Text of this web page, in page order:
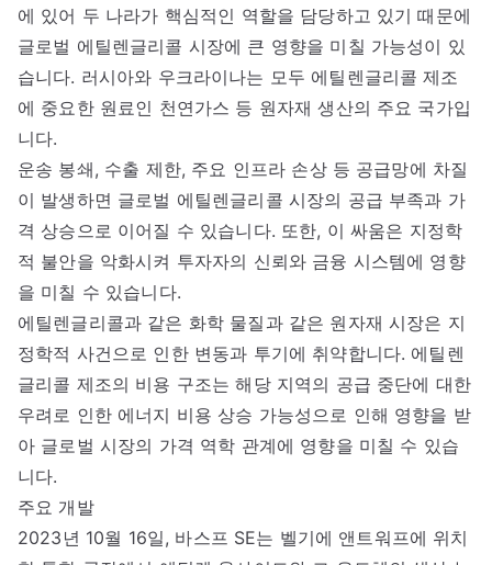
에 있어 두 나라가 핵심적인 역할을 담당하고 있기 때문에
글로벌 에틸렌글리콜 시장에 큰 영향을 미칠 가능성이 있
습니다. 러시아와 우크라이나는 모두 에틸렌글리콜 제조
에 중요한 원료인 천연가스 등 원자재 생산의 주요 국가입
니다.
운송 봉쇄, 수출 제한, 주요 인프라 손상 등 공급망에 차질
이 발생하면 글로벌 에틸렌글리콜 시장의 공급 부족과 가
격 상승으로 이어질 수 있습니다. 또한, 이 싸움은 지정학
적 불안을 악화시켜 투자자의 신뢰와 금융 시스템에 영향
을 미칠 수 있습니다.
에틸렌글리콜과 같은 화학 물질과 같은 원자재 시장은 지
정학적 사건으로 인한 변동과 투기에 취약합니다. 에틸렌
글리콜 제조의 비용 구조는 해당 지역의 공급 중단에 대한
우려로 인한 에너지 비용 상승 가능성으로 인해 영향을 받
아 글로벌 시장의 가격 역학 관계에 영향을 미칠 수 있습
니다.
주요 개발
2023년 10월 16일, 바스프 SE는 벨기에 앤트워프에 위치